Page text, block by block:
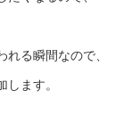
れる瞬間なので、
ます。